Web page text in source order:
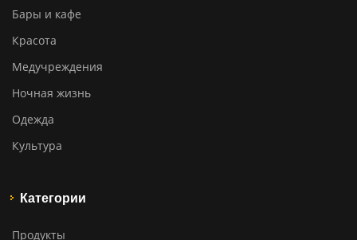
Бары и кафе
Красота
Медучреждения
Ночная жизнь
Одежда
Культура
Категории
Продукты